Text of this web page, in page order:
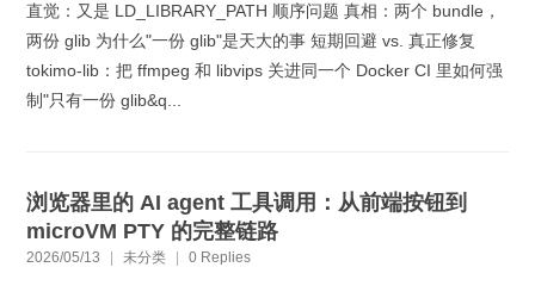
直觉：又是 LD_LIBRARY_PATH 顺序问题 真相：两个 bundle，
两份 glib 为什么"一份 glib"是天大的事 短期回避 vs. 真正修复
tokimo-lib：把 ffmpeg 和 libvips 关进同一个 Docker CI 里如何强
制"只有一份 glib&q...
浏览器里的 AI agent 工具调用：从前端按钮到
microVM PTY 的完整链路
2026/05/13 未分类 0 Replies